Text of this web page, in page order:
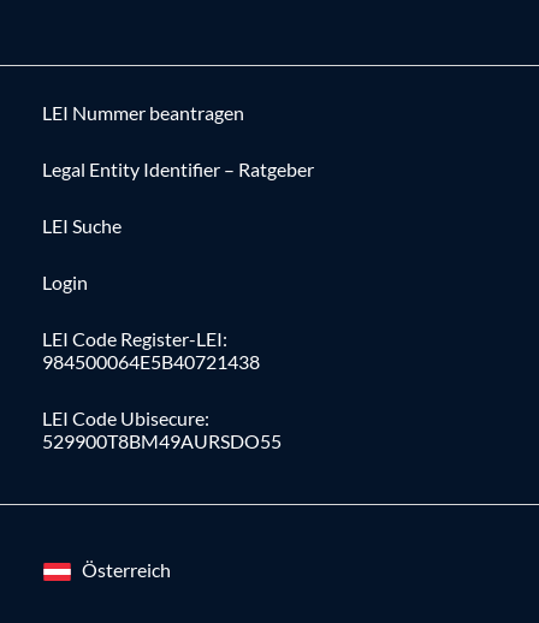
LEI Nummer beantragen
Legal Entity Identifier – Ratgeber
LEI Suche
Login
LEI Code Register-LEI:
984500064E5B40721438
LEI Code Ubisecure:
529900T8BM49AURSDO55
Österreich